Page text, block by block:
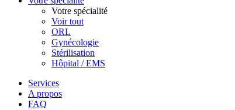
Votre spécialité
Voir tout
ORL
Gynécologie
Stérilisation
Hôpital / EMS
Services
A propos
FAQ